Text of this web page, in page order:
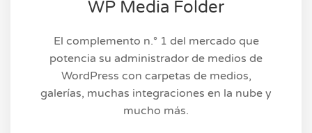
WP Media Folder
El complemento n.° 1 del mercado que
potencia su administrador de medios de
WordPress con carpetas de medios,
galerías, muchas integraciones en la nube y
mucho más.